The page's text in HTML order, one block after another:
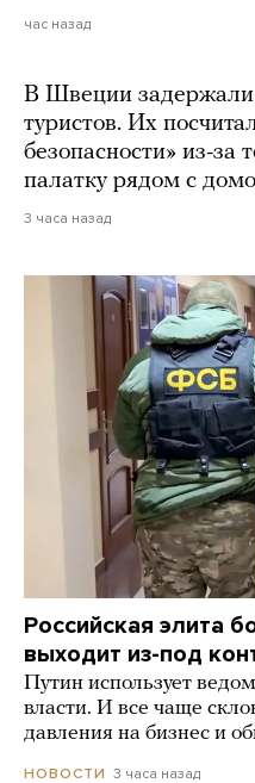
час назад
В Швеции задержали
туристов. Их
безопасности» из-за
палатку рядом с
3 часа назад
Российская элита
выходит из-под
Путин использует
власти. И все чаще
давления на бизнес и
НОВОСТИ 3 часа назад